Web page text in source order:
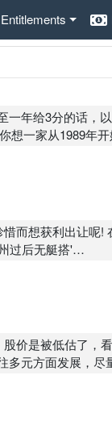
Entitlements
年给3分的话，
想一家从1989年
公司获利不错，又
而想获利出让呢!
过后无艇搭'
疗科技核心供应商,
价是被低估了，
多元方面发展，尽
最低了，你说是吗